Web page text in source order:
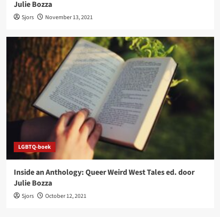
Julie Bozza
Sjors November 13, 2021
LGBTQ-boek
Inside an Anthology: Queer Weird West Tales ed. door
Julie Bozza
Sjors October 12, 2021